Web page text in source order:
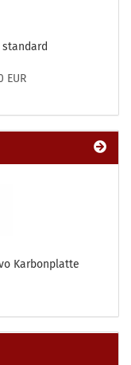
standard
EUR
Karbonplatte